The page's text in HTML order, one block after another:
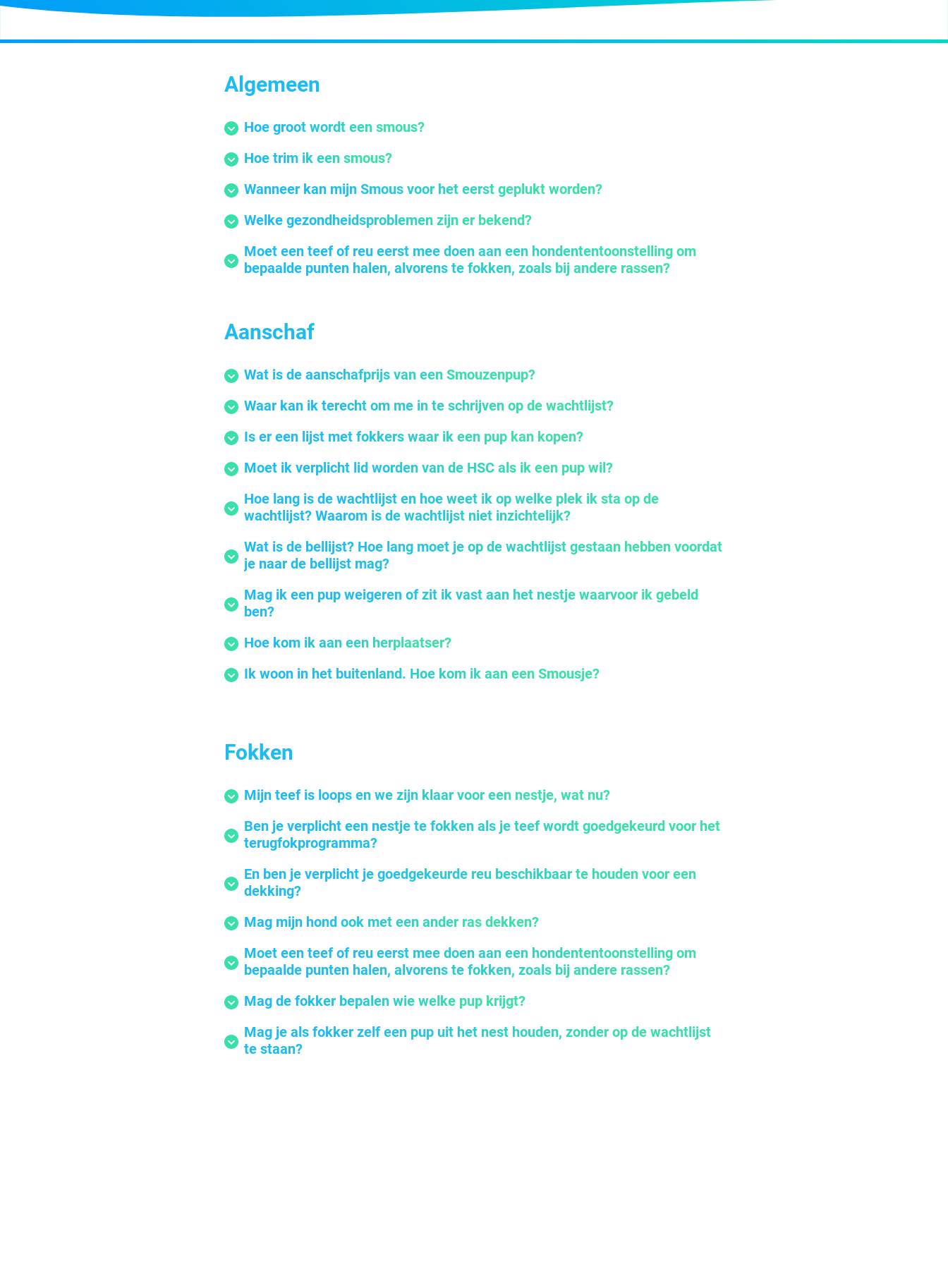
Algemeen
Hoe groot wordt een smous?
Hoe trim ik een smous?
Wanneer kan mijn Smous voor het eerst geplukt worden?
Welke gezondheidsproblemen zijn er bekend?
Moet een teef of reu eerst mee doen aan een hondententoonstelling om
bepaalde punten halen, alvorens te fokken, zoals bij andere rassen?
Aanschaf
Wat is de aanschafprijs van een Smouzenpup?
Waar kan ik terecht om me in te schrijven op de wachtlijst?
Is er een lijst met fokkers waar ik een pup kan kopen?
Moet ik verplicht lid worden van de HSC als ik een pup wil?
Hoe lang is de wachtlijst en hoe weet ik op welke plek ik sta op de
wachtlijst? Waarom is de wachtlijst niet inzichtelijk?
Wat is de bellijst? Hoe lang moet je op de wachtlijst gestaan hebben voordat
je naar de bellijst mag?
Mag ik een pup weigeren of zit ik vast aan het nestje waarvoor ik gebeld
ben?
Hoe kom ik aan een herplaatser?
Ik woon in het buitenland. Hoe kom ik aan een Smousje?
Fokken
Mijn teef is loops en we zijn klaar voor een nestje, wat nu?
Ben je verplicht een nestje te fokken als je teef wordt goedgekeurd voor het
terugfokprogramma?
En ben je verplicht je goedgekeurde reu beschikbaar te houden voor een
dekking?
Mag mijn hond ook met een ander ras dekken?
Moet een teef of reu eerst mee doen aan een hondententoonstelling om
bepaalde punten halen, alvorens te fokken, zoals bij andere rassen?
Mag de fokker bepalen wie welke pup krijgt?
Mag je als fokker zelf een pup uit het nest houden, zonder op de wachtlijst
te staan?